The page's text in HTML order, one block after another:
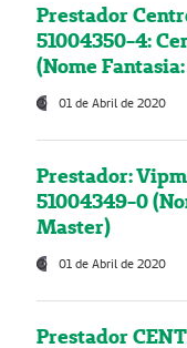
Prestador
51004350-4:
(Nome
01 de Abril de 2020
Prestador:
51004349-0
Master)
01 de Abril de 2020
Prestador